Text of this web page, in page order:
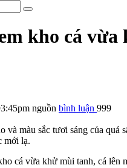
kho cá
nguồn bình luận 999
và màu sắc tươi sáng của quả
mới lạ.